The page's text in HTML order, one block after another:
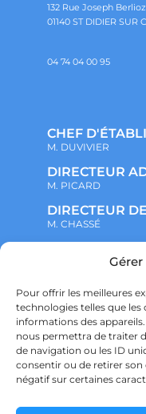
Pour offrir les meilleures
technologies telles que
informations des
nous permettra de traiter
de navigation ou les ID
consentir ou de retirer
négatif sur certaines
132 Rue Joseph Berlioz,
01140 ST DIDIER SUR
04 74 04 00 95
CHEF
M. DUVIVIER
DIRECTEUR
M. PICARD
DIRECTEUR
M. CHASSÉ
NOTRE
VIE
CONTACT
PRÉ-
ÉCOLE
COLLÈGE
LYCÉE
RGPD